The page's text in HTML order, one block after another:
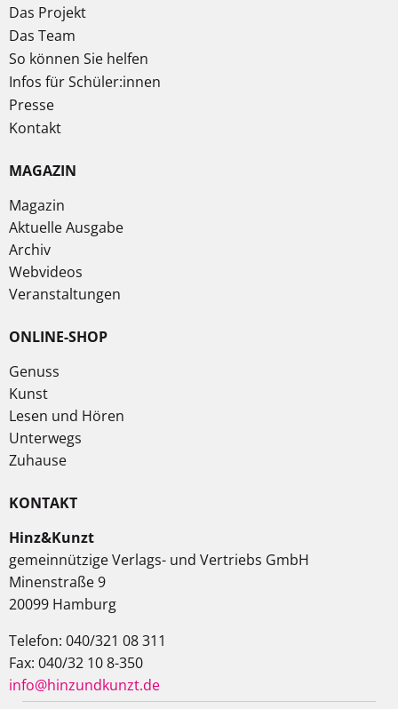
Das Projekt
Das Team
So können Sie helfen
Infos für Schüler:innen
Presse
Kontakt
MAGAZIN
Magazin
Aktuelle Ausgabe
Archiv
Webvideos
Veranstaltungen
ONLINE-SHOP
Genuss
Kunst
Lesen und Hören
Unterwegs
Zuhause
KONTAKT
Hinz&Kunzt
gemeinnützige Verlags- und Vertriebs GmbH
Minenstraße 9
20099 Hamburg
Telefon: 040/321 08 311
Fax: 040/32 10 8-350
info@hinzundkunzt.de